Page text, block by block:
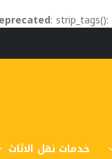
:
خدمات نقل الاثاث